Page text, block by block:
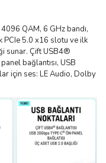
QAM, 6 GHz bandı,
PCIe 5.0 x16 slotu ve ilk
sunar. Çift USB4®
bağlantısı, USB
için ses: LE Audio, Dolby